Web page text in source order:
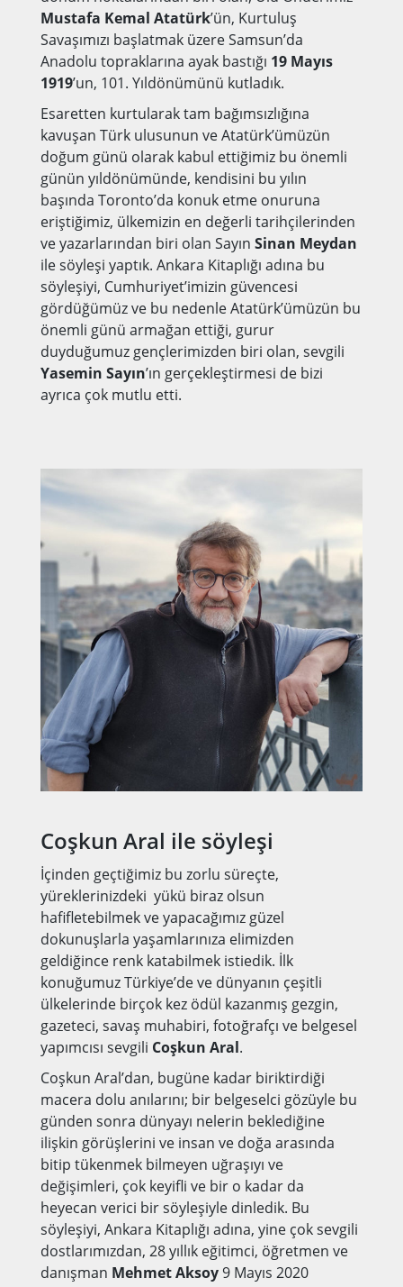
Mustafa Kemal Atatürk’ün, Kurtuluş
Savaşımızı başlatmak üzere Samsun’da
Anadolu topraklarına ayak bastığı 19 Mayıs
1919’un, 101. Yıldönümünü kutladık.
Esaretten kurtularak tam bağımsızlığına
kavuşan Türk ulusunun ve Atatürk’ümüzün
doğum günü olarak kabul ettiğimiz bu önemli
günün yıldönümünde, kendisini bu yılın
başında Toronto’da konuk etme onuruna
eriştiğimiz, ülkemizin en değerli tarihçilerinden
ve yazarlarından biri olan Sayın Sinan Meydan
ile söyleşi yaptık. Ankara Kitaplığı adına bu
söyleşiyi, Cumhuriyet’imizin güvencesi
gördüğümüz ve bu nedenle Atatürk’ümüzün bu
önemli günü armağan ettiği, gurur
duyduğumuz gençlerimizden biri olan, sevgili
Yasemin Sayın’ın gerçekleştirmesi de bizi
ayrıca çok mutlu etti.
Coşkun Aral ile söyleşi
İçinden geçtiğimiz bu zorlu süreçte,
yüreklerinizdeki yükü biraz olsun
hafifletebilmek ve yapacağımız güzel
dokunuşlarla yaşamlarınıza elimizden
geldiğince renk katabilmek istiedik. İlk
konuğumuz Türkiye’de ve dünyanın çeşitli
ülkelerinde birçok kez ödül kazanmış gezgin,
gazeteci, savaş muhabiri, fotoğrafçı ve belgesel
yapımcısı sevgili Coşkun Aral.
Coşkun Aral’dan, bugüne kadar biriktirdiği
macera dolu anılarını; bir belgeselci gözüyle bu
günden sonra dünyayı nelerin beklediğine
ilişkin görüşlerini ve insan ve doğa arasında
bitip tükenmek bilmeyen uğraşıyı ve
değişimleri, çok keyifli ve bir o kadar da
heyecan verici bir söyleşiyle dinledik. Bu
söyleşiyi, Ankara Kitaplığı adına, yine çok sevgili
dostlarımızdan, 28 yıllık eğitimci, öğretmen ve
danışman Mehmet Aksoy9 Mayıs 2020